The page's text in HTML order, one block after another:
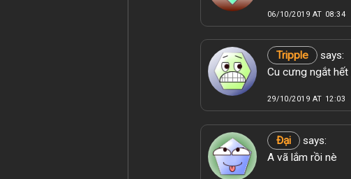
06/10/2019 AT 08:34
Tripple
says:
Cu cưng ngắt hết
29/10/2019 AT 12:03
Đại
says:
A vã lắm rồi nè